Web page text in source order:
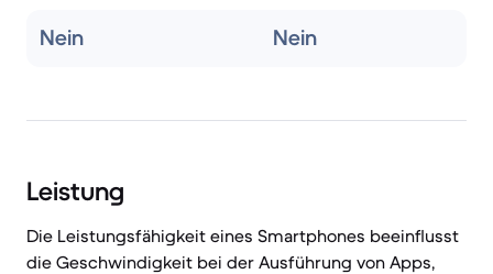
Nein Nein
Leistung
Die Leistungsfähigkeit eines Smartphones beeinflusst
die Geschwindigkeit bei der Ausführung von Apps,